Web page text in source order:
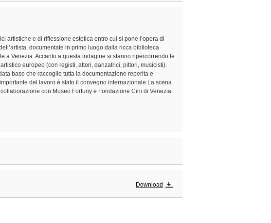
artistiche e di riflessione estetica entro cui si pone l’opera di
documentate in primo luogo dalla ricca biblioteca
a Venezia. Accanto a questa indagine si stanno ripercorrendo le
europeo (con registi, attori, danzatrici, pittori, musicisti).
base che raccoglie tutta la documentazione reperita e
del lavoro è stato il convegno internazionale La scena
con Museo Fortuny e Fondazione Cini di Venezia.
Download